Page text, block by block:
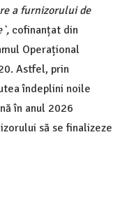
a furnizorului de
cofinanțat din
Operațional
Astfel, prin
îndeplini noile
în anul 2026
să se finalizeze